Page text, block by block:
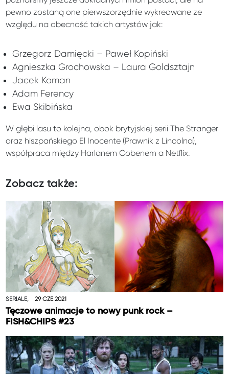
pewno zostaną one pierwszorzędnie wykreowane ze
względu na obecność takich artystów jak:
Grzegorz Damięcki – Paweł Kopiński
Agnieszka Grochowska – Laura Goldsztajn
Jacek Koman
Adam Ferency
Ewa Skibińska
W głębi lasu to kolejna, obok brytyjskiej serii The Stranger
oraz hiszpańskiego El Inocente (Prawnik z Lincolna),
współpraca między Harlanem Cobenem a Netflix.
Zobacz także:
SERIALE, 29 CZE 2021
Tęczowe animacje to nowy punk rock –
FISH&CHIPS #23